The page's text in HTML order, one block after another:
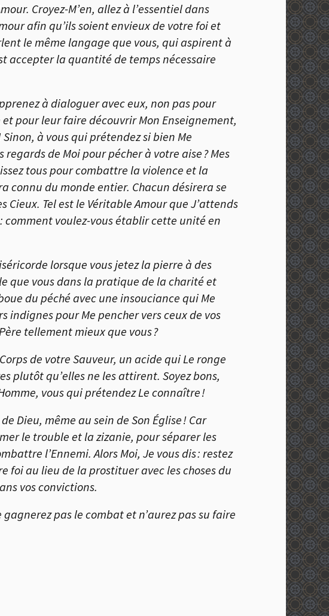
Croyez-M’en, allez à l’essentiel dans
afin qu’ils soient envieux de votre foi et
le même langage que vous, qui aspirent à
accepter la quantité de temps nécessaire
à dialoguer avec eux, non pas pour
pour leur faire découvrir Mon Enseignement,
à vous qui prétendez si bien Me
de Moi pour pécher à votre aise ? Mes
tous pour combattre la violence et la
connu du monde entier. Chacun désirera se
Tel est le Véritable Amour que J’attends
comment voulez-vous établir cette unité en
lorsque vous jetez la pierre à des
que vous dans la pratique de la charité et
du péché avec une insouciance qui Me
pour Me pencher vers ceux de vos
tellement mieux que vous ?
de votre Sauveur, un acide qui Le ronge
plutôt qu’elles ne les attirent. Soyez bons,
vous qui prétendez Le connaître !
Dieu, même au sein de Son Église ! Car
le trouble et la zizanie, pour séparer les
l’Ennemi. Alors Moi, Je vous dis : restez
foi au lieu de la prostituer avec les choses du
vos convictions.
pas le combat et n’aurez pas su faire